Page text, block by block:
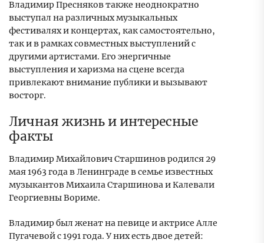
Владимир Пресняков также неоднократно
выступал на различных музыкальных
фестивалях и концертах, как самостоятельно,
так и в рамках совместных выступлений с
другими артистами. Его энергичные
выступления и харизма на сцене всегда
привлекают внимание публики и вызывают
восторг.
Личная жизнь и интересные
факты
Владимир Михайлович Старшинов родился 29
мая 1963 года в Ленинграде в семье известных
музыкантов Михаила Старшинова и Калевали
Георгиевны Вориме.
Владимир был женат на певице и актрисе Алле
Пугачевой с 1991 года. У них есть двое детей: